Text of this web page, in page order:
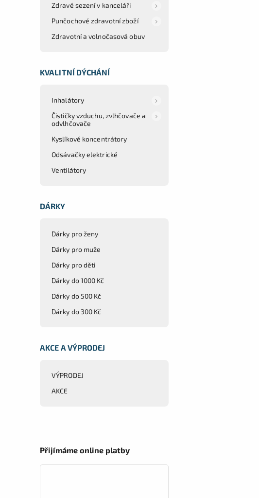
Zdravé sezení v kanceláři
Punčochové zdravotní zboží
Zdravotní a volnočasová obuv
KVALITNÍ DÝCHÁNÍ
Inhalátory
Čističky vzduchu, zvlhčovače a
odvlhčovače
Kyslíkové koncentrátory
Odsávačky elektrické
Ventilátory
DÁRKY
Dárky pro ženy
Dárky pro muže
Dárky pro děti
Dárky do 1000 Kč
Dárky do 500 Kč
Dárky do 300 Kč
AKCE A VÝPRODEJ
VÝPRODEJ
AKCE
Přijímáme online platby